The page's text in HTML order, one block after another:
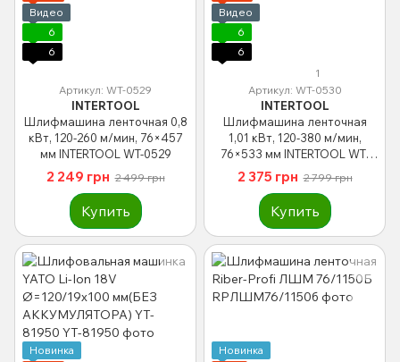
Видео
6
6
Артикул: WT-0529
INTERTOOL
Шлифмашина ленточная 0,8
кВт, 120-260 м/мин, 76×457
мм INTERTOOL WT-0529
2 249 грн 2 499 грн
Купить
Видео
6
6
1
Артикул: WT-0530
INTERTOOL
Шлифмашина ленточная
1,01 кВт, 120-380 м/мин,
76×533 мм INTERTOOL WT-
2 375 грн 2 799 грн
Купить
Новинка
Новинка